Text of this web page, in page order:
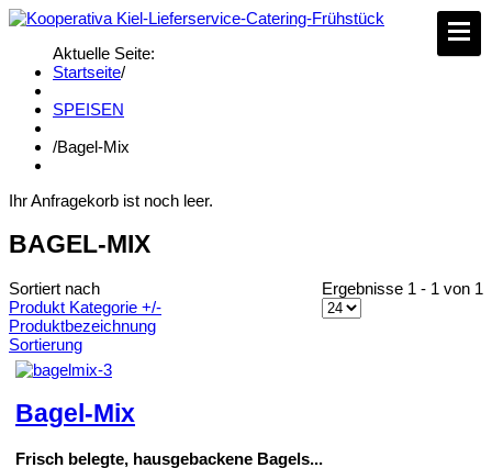
Aktuelle Seite:
Startseite/
SPEISEN
/Bagel-Mix
Ihr Anfragekorb ist noch leer.
BAGEL-MIX
Sortiert nach
Produkt Kategorie +/-
Produktbezeichnung
Sortierung
Ergebnisse 1 - 1 von 1
Bagel-Mix
Frisch belegte, hausgebackene Bagels...